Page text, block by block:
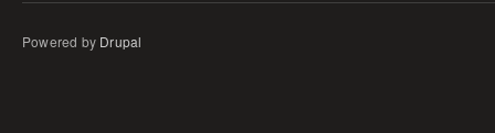
Powered by Drupal